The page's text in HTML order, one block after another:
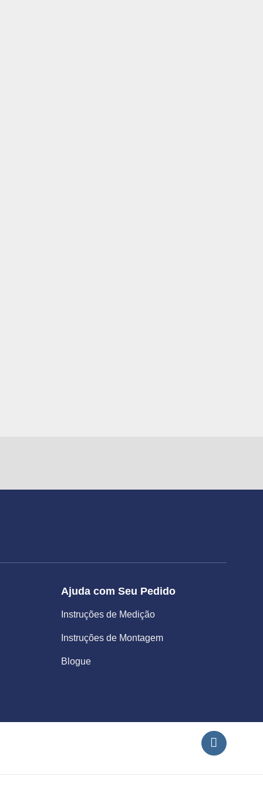
Ajuda com Seu Pedido
Instruções de Medição
Instruções de Montagem
Blogue